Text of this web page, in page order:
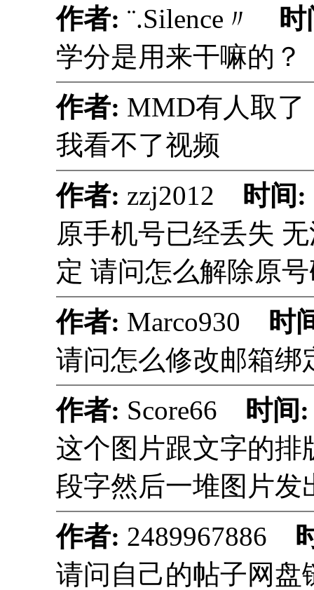
作者: ¨.Silence〃
学分是用来干嘛的？
作者: MMD有人取
我看不了视频
作者: zzj2012 时间:
原手机号已经丢失
定 请问怎么解除原
作者: Marco930 时
请问怎么修改邮箱绑
作者: Score66 时间
这个图片跟文字的排
段字然后一堆图片发
作者: 2489967886
请问自己的帖子网盘